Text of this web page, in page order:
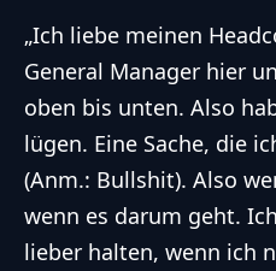
„Ich liebe meinen
General Manager hier
oben bis unten. Also
lügen. Eine Sache, die
(Anm.: Bullshit). Also
wenn es darum geht.
lieber halten, wenn ich